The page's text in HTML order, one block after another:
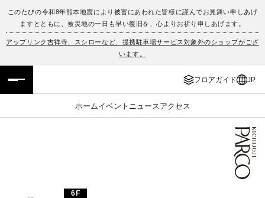
このたびの令和8年熊本地震により被害にあわれた皆様に謹んでお見舞い申しあげ
ますとともに、被災地の一日も早い復旧を、心よりお祈り申しあげます。
アップリンク吉祥寺、スシローなど、提携駐車場サービス対象外のショップがござ
います。
フロアガイド JP
ホームイベント ニュース アクセス
フロアガイド
イベント・ポップアップ
ニュース
ENGLISH
簡体字
한국어
6F